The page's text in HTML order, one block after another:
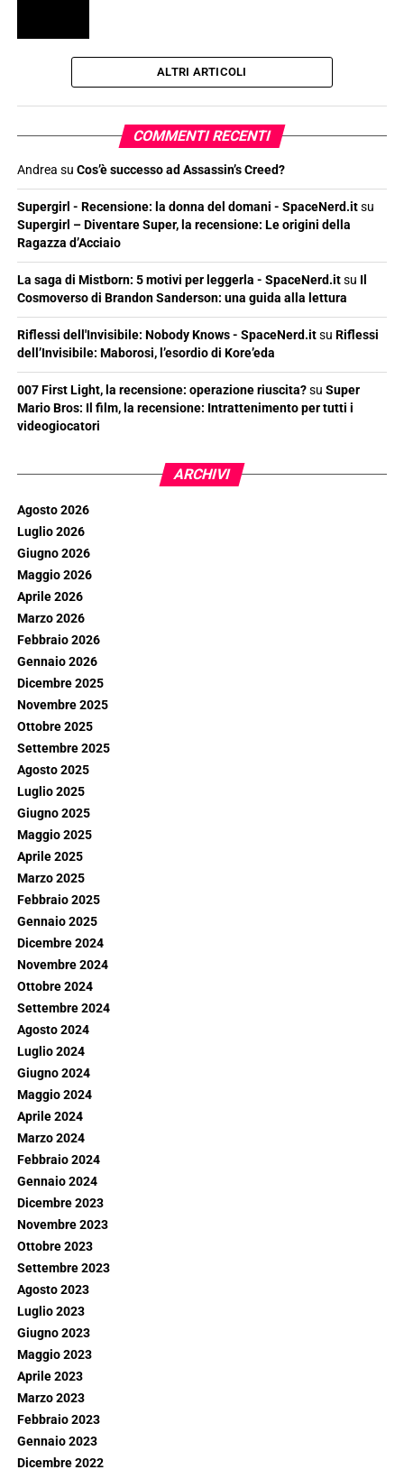
ALTRI ARTICOLI
COMMENTI RECENTI
Andrea su Cos’è successo ad Assassin’s Creed?
Supergirl - Recensione: la donna del domani - SpaceNerd.itsu
Supergirl – Diventare Super, la recensione: Le origini della
Ragazza d’Acciaio
La saga di Mistborn: 5 motivi per leggerla - SpaceNerd.itsu Il
Cosmoverso di Brandon Sanderson: una guida alla lettura
Riflessi dell'Invisibile: Nobody Knows - SpaceNerd.itsu Riflessi
dell’Invisibile: Maborosi, l’esordio di Kore’eda
007 First Light, la recensione: operazione riuscita?su Super
Mario Bros: Il film, la recensione: Intrattenimento per tutti i
videogiocatori
ARCHIVI
Agosto 2026
Luglio 2026
Giugno 2026
Maggio 2026
Aprile 2026
Marzo 2026
Febbraio 2026
Gennaio 2026
Dicembre 2025
Novembre 2025
Ottobre 2025
Settembre 2025
Agosto 2025
Luglio 2025
Giugno 2025
Maggio 2025
Aprile 2025
Marzo 2025
Febbraio 2025
Gennaio 2025
Dicembre 2024
Novembre 2024
Ottobre 2024
Settembre 2024
Agosto 2024
Luglio 2024
Giugno 2024
Maggio 2024
Aprile 2024
Marzo 2024
Febbraio 2024
Gennaio 2024
Dicembre 2023
Novembre 2023
Ottobre 2023
Settembre 2023
Agosto 2023
Luglio 2023
Giugno 2023
Maggio 2023
Aprile 2023
Marzo 2023
Febbraio 2023
Gennaio 2023
Dicembre 2022